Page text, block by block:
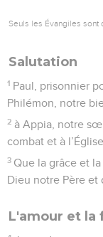
Seuls les Évangiles sont
Salutation
1 Paul, prisonnier
Philémon, notre
2 à Appia, notre
combat et à
3 Que la grâce et
Dieu notre Père et
L'amour et la